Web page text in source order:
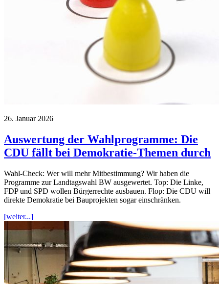
26. Januar 2026
Auswertung der Wahlprogramme: Die
CDU fällt bei Demokratie-Themen durch
Wahl-Check: Wer will mehr Mitbestimmung? Wir haben die
Programme zur Landtagswahl BW ausgewertet. Top: Die Linke,
FDP und SPD wollen Bürgerrechte ausbauen. Flop: Die CDU will
direkte Demokratie bei Bauprojekten sogar einschränken.
[weiter...]